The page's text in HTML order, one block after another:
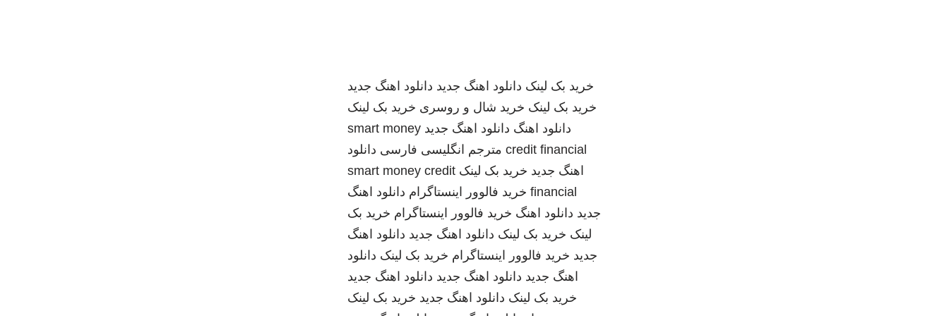
خرید بک لینک دانلود اهنگ جدید دانلود اهنگ جدید
خرید بک لینک خرید شال و روسری خرید بک لینک
دانلود اهنگ دانلود اهنگ جدید smart money
credit financial مترجم انگلیسی فارسی دانلود
اهنگ جدید خرید بک لینک smart money credit
financial خرید فالوور اینستاگرام دانلود اهنگ
جدید دانلود اهنگ خرید فالوور اینستاگرام خرید بک
لینک خرید بک لینک دانلود اهنگ جدید دانلود اهنگ
جدید خرید فالوور اینستاگرام خرید بک لینک دانلود
اهنگ جدید دانلود اهنگ جدید دانلود اهنگ جدید
خرید بک لینک دانلود اهنگ جدید خرید بک لینک